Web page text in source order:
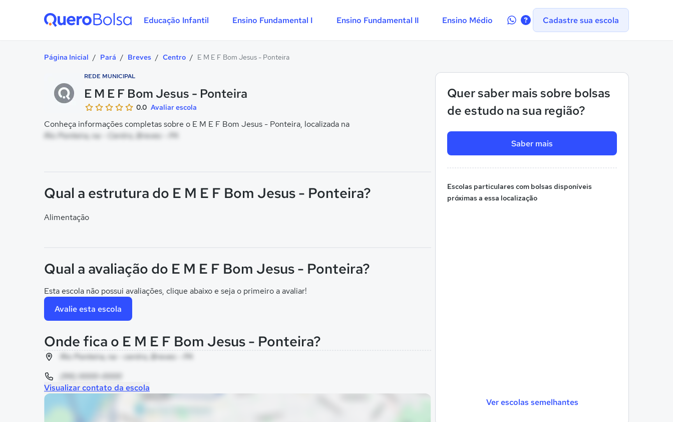
Educação Infantil Ensino Fundamental I Ensino Fundamental II Ensino Médio
Contate-Cadastre sua escola
Página Inicial / Pará / Breves / Centro / E M E F Bom Jesus - Ponteira
REDE MUNICIPAL
E M E F Bom Jesus - Ponteira
0.0 Avaliar escola
Conheça informações completas sobre o E M E F Bom Jesus - Ponteira, localizada na
Rio Ponteira, na - Centro, Breves - PA
Quer saber mais sobre bolsas
de estudo na sua região?
Saber mais
Escolas particulares com bolsas disponíveis
próximas a essa localização
Ver escolas semelhantes
Qual a estrutura do E M E F Bom Jesus - Ponteira?
Alimentação
Qual a avaliação do E M E F Bom Jesus - Ponteira?
Esta escola não possui avaliações, clique abaixo e seja o primeiro a avaliar!
Avalie esta escola
Onde fica o E M E F Bom Jesus - Ponteira?
Rio Ponteira, na - centro, Breves - PA
(99) 0000-0000
Visualizar contato da escola